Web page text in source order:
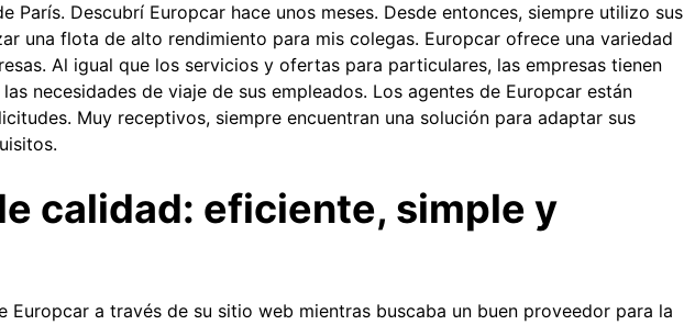
París. Descubrí Europcar hace unos meses. Desde entonces, siempre utilizo sus
una flota de alto rendimiento para mis colegas. Europcar ofrece una variedad
Al igual que los servicios y ofertas para particulares, las empresas tienen
necesidades de viaje de sus empleados. Los agentes de Europcar están
Muy receptivos, siempre encuentran una solución para adaptar sus
calidad: eficiente, simple y
Europcar a través de su sitio web mientras buscaba un buen proveedor para la